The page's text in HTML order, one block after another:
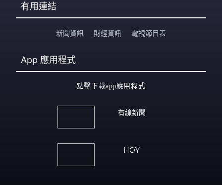
有用連結
新聞資訊 財經資訊 電視節目表
App 應用程式
點擊下載app應用程式
有線新聞
HOY